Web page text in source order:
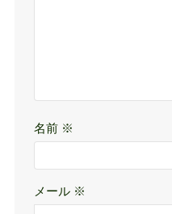
名前 ※
メール ※